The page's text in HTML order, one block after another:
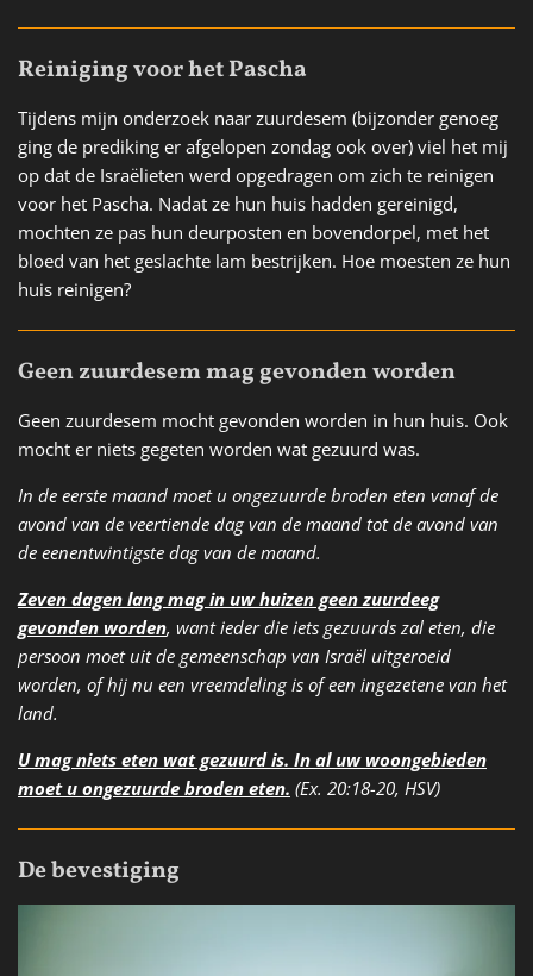
Reiniging voor het Pascha
Tijdens mijn onderzoek naar zuurdesem (bijzonder genoeg
ging de prediking er afgelopen zondag ook over) viel het mij
op dat de Israëlieten werd opgedragen om zich te reinigen
voor het Pascha. Nadat ze hun huis hadden gereinigd,
mochten ze pas hun deurposten en bovendorpel, met het
bloed van het geslachte lam bestrijken. Hoe moesten ze hun
huis reinigen?
Geen zuurdesem mag gevonden worden
Geen zuurdesem mocht gevonden worden in hun huis. Ook
mocht er niets gegeten worden wat gezuurd was.
In de eerste maand moet u ongezuurde broden eten vanaf de
avond van de veertiende dag van de maand tot de avond van
de eenentwintigste dag van de maand.
Zeven dagen lang mag in uw huizen geen zuurdeeg
gevonden worden, want ieder die iets gezuurds zal eten, die
persoon moet uit de gemeenschap van Israël uitgeroeid
worden, of hij nu een vreemdeling is of een ingezetene van het
land.
U mag niets eten wat gezuurd is. In al uw woongebieden
moet u ongezuurde broden eten. (Ex. 20:18-20, HSV)
De bevestiging